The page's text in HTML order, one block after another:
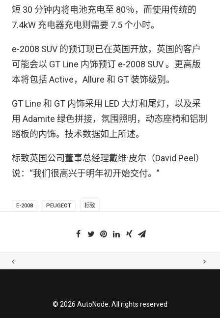
短 30 分钟内将电池充电至 80％，而使用传统的
7.4kW 充电器充电则需要 7.5 个小时。
e-2008 SUV 的预订现已在英国开放，英国的客户
可能会以 GT Line 内饰预订 e-2008 SUV 。更高版
本将包括 Active，Allure 和 GT 装饰级别。
GT Line 和 GT 内饰采用 LED 大灯和尾灯，以及采
用 Adamite 绿色拼接，氛围照明，动态座椅和铝制
踏板的内饰。技术数据如上所述。
标致英国公司董事总经理戴维·皮尔（David Peel）
说：“我们很高兴于明年初开始交付。”
E-2008 PEUGEOT 标致
© 2026 AutoNode. All rights reserved